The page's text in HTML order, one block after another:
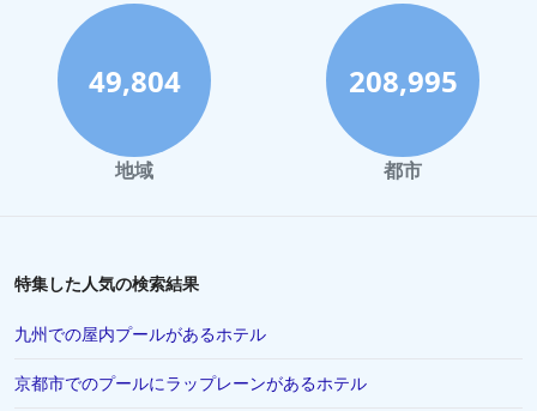
49,804
地域
208,995
都市
特集した人気の検索結果
九州での屋内プールがあるホテル
京都市でのプールにラップレーンがあるホテル